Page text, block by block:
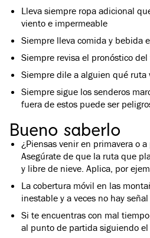
Lleva siempre ropa adicional
viento e impermeable
Siempre lleva comida y bebida
Siempre revisa el pronóstico
Siempre dile a alguien qué ruta
Siempre sigue los senderos
fuera de estos puede ser
Bueno saberlo
¿Piensas venir en primavera o
Asegúrate de que la ruta que
y libre de nieve. Aplica, por
La cobertura móvil en las
inestable y a veces no hay
Si te encuentras con mal
al punto de partida siguiendo